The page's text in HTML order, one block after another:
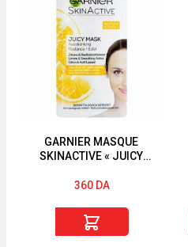
GARNIER MASQUE
SKINACTIVE « JUICY
360 DA